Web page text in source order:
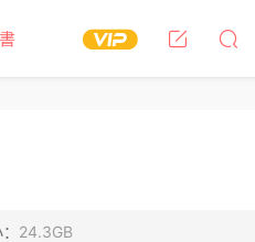
24.3GB